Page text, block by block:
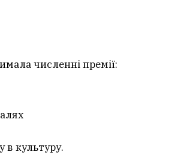
численні премії:
в культуру.